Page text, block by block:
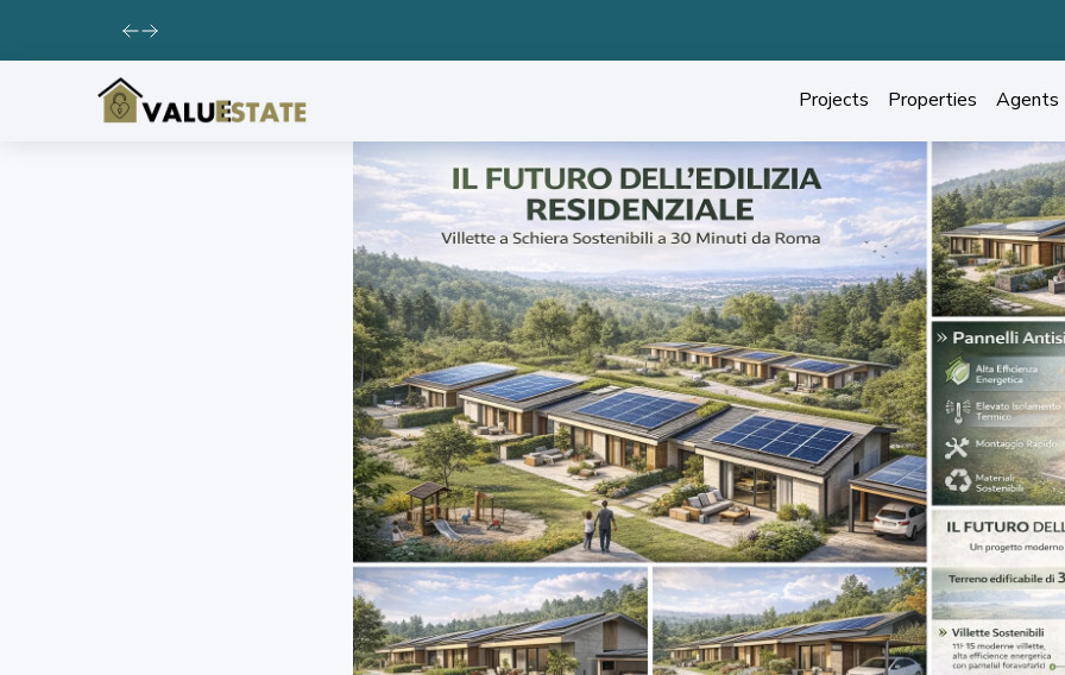
Projects Properties Agents